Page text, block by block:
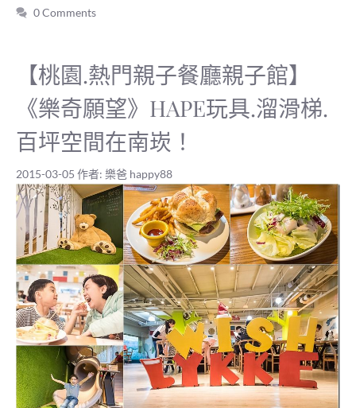
0 Comments
【桃園.熱門親子餐廳親子館】
《樂奇願望》HAPE玩具.溜滑梯.
百坪空間在南崁！
2015-03-05 作者: 樂爸 happy88